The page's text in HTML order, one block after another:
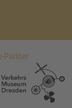
Partner